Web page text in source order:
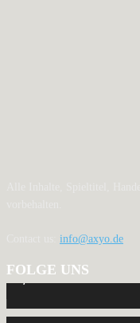
info@axyo.de
FOLGE UNS
440 Follower